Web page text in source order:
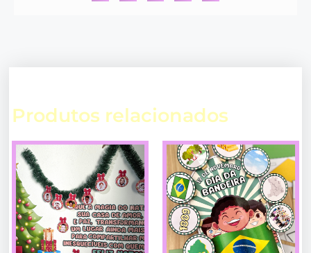
Produtos relacionados